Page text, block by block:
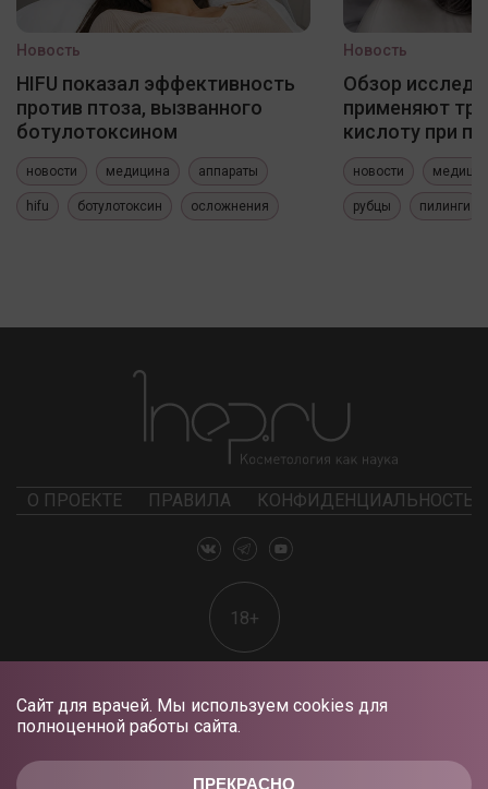
ПРЕКРАСНО
Сайт для врачей. Мы используем cookies для
полноценной работы сайта.
Новость
HIFU показал эффективность
против птоза, вызванного
ботулотоксином
новости медицина аппараты
hifu ботулотоксин осложнения
Новость
Обзор
применяют
кислоту при
новости
рубцы пилинги
О ПРОЕКТЕ ПРАВИЛА КОНФИДЕНЦИАЛЬНОСТЬ
18+